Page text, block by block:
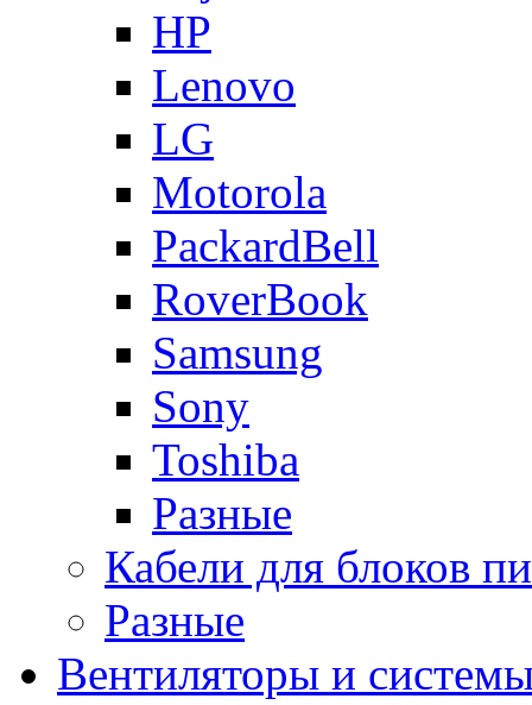
HP
Lenovo
LG
Motorola
PackardBell
RoverBook
Samsung
Sony
Toshiba
Разные
Кабели для блоков
Разные
Вентиляторы и